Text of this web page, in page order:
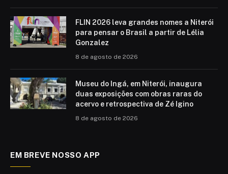
FLIN 2026 leva grandes nomes a Niterói
para pensar o Brasil a partir de Lélia
Gonzalez
8 de agosto de 2026
Museu do Ingá, em Niterói, inaugura
duas exposições com obras raras do
acervo e retrospectiva de Zé Igino
8 de agosto de 2026
EM BREVE NOSSO APP